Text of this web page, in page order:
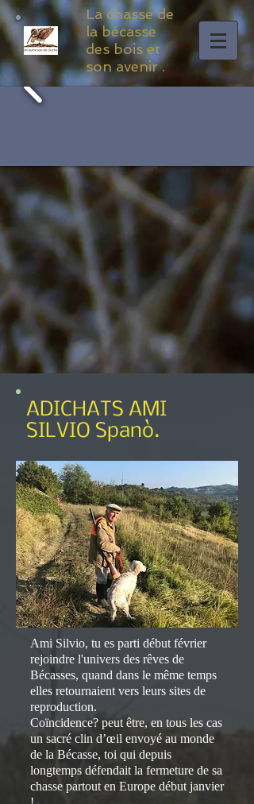
La chasse de
la bécasse
des bois et
son avenir .
ADICHATS AMI
SILVIO Spanò.
Ami Silvio, tu es parti début février
rejoindre l'univers des rêves de
Bécasses, quand dans le même temps
elles retournaient vers leurs sites de
reproduction.
Coïncidence? peut être, en tous les cas
un sacré clin d’œil envoyé au monde
de la Bécasse, toi qui depuis
longtemps défendait la fermeture de sa
chasse partout en Europe début janvier